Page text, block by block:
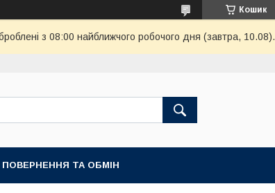
Кошик
з 08:00 найближчого робочого дня (завтра, 10.08).
ПОВЕРНЕННЯ ТА ОБМІН